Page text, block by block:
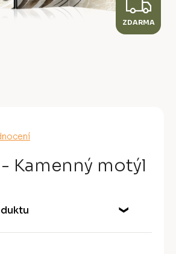
- Kamenný motýl
Z
D
ZDARMA